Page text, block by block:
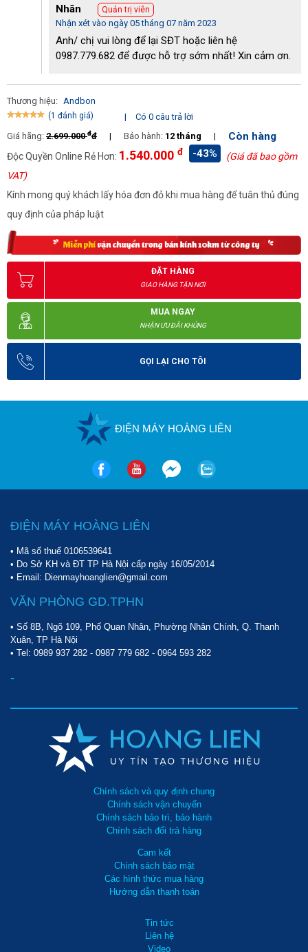
Nhãn Quản trị viên
Nhận xét vào ngày 05 tháng 07 năm 2023
Anh/ chị vui lòng để lại SĐT hoặc liên hệ
0987.779.682 để được hỗ trợ sớm nhất! Xin cảm ơn.
Thương hiệu: Andbon
(1 đánh giá) |
Có 0 câu trả lời
Giá hãng: 2.699.000đđ | Bảo hành: 12 tháng | Còn hàng
Độc Quyền Online Rẻ Hơn: 1.540.000 đ -43%
(Giá đã bao gồm
VAT)
Kính mong quý khách lấy hóa đơn đỏ khi mua hàng để tuân thủ đúng
quy định của pháp luật
ĐẶT HÀNG
GIAO HÀNG TẬN NƠI
MUA NGAY
NHẬN ƯU ĐÃI KHỦNG
GỌI LẠI CHO TÔI
ĐIỆN MÁY HOÀNG LIÊN
ĐIỆN MÁY HOÀNG LIÊN
• Mã số thuế 0106539641
• Do Sở KH và ĐT TP Hà Nội cấp ngày 16/05/2014
• Email: Dienmayhoanglien@gmail.com
VĂN PHÒNG GD.TPHN
• Số 8B, Ngõ 109, Phố Quan Nhân, Phường Nhân Chính, Q. Thanh
Xuân, TP Hà Nội
• Tel: 0989 937 282 - 0987 779 682 - 0964 593 282
-
Chính sách và quy định chung
Chính sách vận chuyển
Chính sách bảo trì, bảo hành
Chính sách đổi trả hàng
Cam kết
Chính sách bảo mật
Các hình thức mua hàng
Hướng dẫn thanh toán
Tin tức
Liên hệ
Video